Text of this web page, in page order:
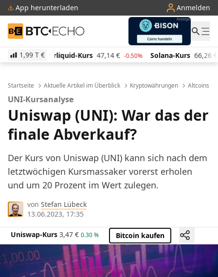
App herunterladen Anmelden
BTC-ECHO
1,99 T €
Kurs 47,14 -0.50% Solana-Kurs 66,26 € 1.10% TRON-Kurs
Startseite Aktuelle Artikel im Überblick Kryptowährungen Altcoins
UNI-Kursanalyse
Uniswap (UNI): War das der
finale Abverkauf?
Der Kurs von Uniswap (UNI) kann sich nach dem
letztwöchigen Kursmassaker vorerst erholen
und um 20 Prozent im Wert zulegen.
von Stefan Lübeck
13.06.2023, 17:35
Uniswap-Kurs 3,47 € 0.30 % Bitcoin kaufen